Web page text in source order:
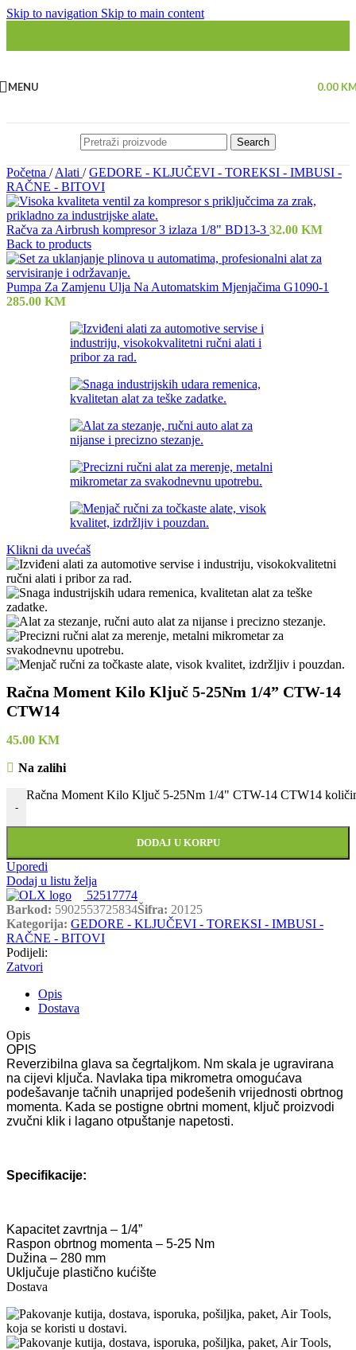
Skip to navigation Skip to main content
MENU 0.00
Search
Početna / Alati / GEDORE - KLJUČEVI - TOREKSI - IMBUSI -
RAČNE - BITOVI
Račva za Airbrush kompresor 3 izlaza 1/8" BD13-3 32.00 KM
Back to products
Pumpa Za Zamjenu Ulja Na Automatskim Mjenjačima G1090-1
285.00 KM
Klikni da uvećaš
Račna Moment Kilo Ključ 5-25Nm 1/4” CTW-14
CTW14
45.00 KM
Na zalihi
-
Račna Moment Kilo Ključ 5-25Nm 1/4" CTW-14 CTW14
DODAJ U KORPU
Uporedi
Dodaj u listu želja
52517774
Barkod: 5902553725834Šifra: 20125
Kategorija: GEDORE - KLJUČEVI - TOREKSI - IMBUSI -
RAČNE - BITOVI
Podijeli:
Zatvori
Opis
Dostava
Opis
OPIS
Reverzibilna glava sa čegrtaljkom. Nm skala je ugravirana
na cijevi ključa. Navlaka tipa mikrometra omogućava
podešavanje tačnih unaprijed podešenih vrijednosti obrtnog
momenta. Kada se postigne obrtni moment, ključ proizvodi
zvučni klik i lagano otpuštanje napetosti.
Specifikacije:
Kapacitet zavrtnja – 1/4”
Raspon obrtnog momenta – 5-25 Nm
Dužina – 280 mm
Uključuje plastično kućište
Dostava